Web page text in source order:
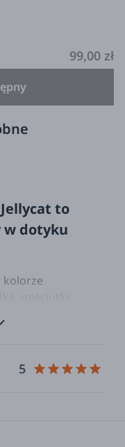
99,00 zł
to
w dotyku
kolorze
mięciutki
z
dla
5